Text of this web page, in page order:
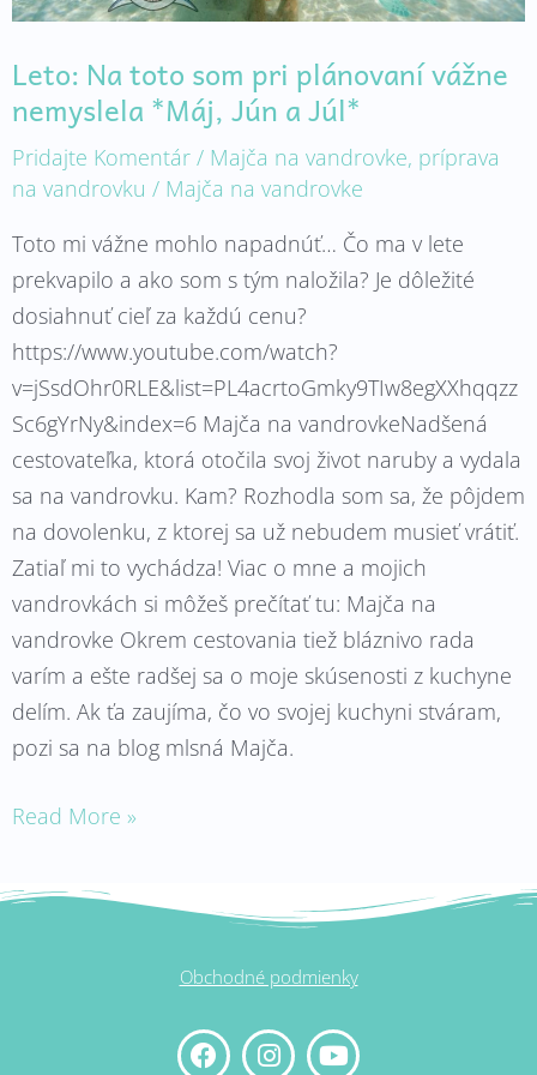
Leto: Na toto som pri plánovaní vážne
nemyslela *Máj, Jún a Júl*
Pridajte Komentár / Majča na vandrovke, príprava
na vandrovku / Majča na vandrovke
Toto mi vážne mohlo napadnúť… Čo ma v lete
prekvapilo a ako som s tým naložila? Je dôležité
dosiahnuť cieľ za každú cenu?
https://www.youtube.com/watch?
v=jSsdOhr0RLE&list=PL4acrtoGmky9TIw8egXXhqqzz
Sc6gYrNy&index=6 Majča na vandrovkeNadšená
cestovateľka, ktorá otočila svoj život naruby a vydala
sa na vandrovku. Kam? Rozhodla som sa, že pôjdem
na dovolenku, z ktorej sa už nebudem musieť vrátiť.
Zatiaľ mi to vychádza! Viac o mne a mojich
vandrovkách si môžeš prečítať tu: Majča na
vandrovke Okrem cestovania tiež bláznivo rada
varím a ešte radšej sa o moje skúsenosti z kuchyne
delím. Ak ťa zaujíma, čo vo svojej kuchyni stváram,
pozi sa na blog mlsná Majča.
Jún
Júl*
Read More »
Obchodné podmienky
F I Y